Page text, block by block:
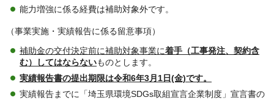
能力増強に係る経費は補助対象外です。
（事業実施・実績報告に係る留意事項）
補助金の交付決定前に補助対象事業に着手（工事発注、契約含
む）してはならないものとします。
実績報告書の提出期限は令和6年3月1日(金)です。
実績報告までに「埼玉県環境SDGs取組宣言企業制度」宣言書の